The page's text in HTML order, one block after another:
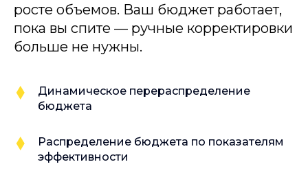
росте объемов. Ваш бюджет работает,
пока вы спите — ручные корректировки
больше не нужны.
Динамическое перераспределение
бюджета
Распределение бюджета по показателям
эффективности